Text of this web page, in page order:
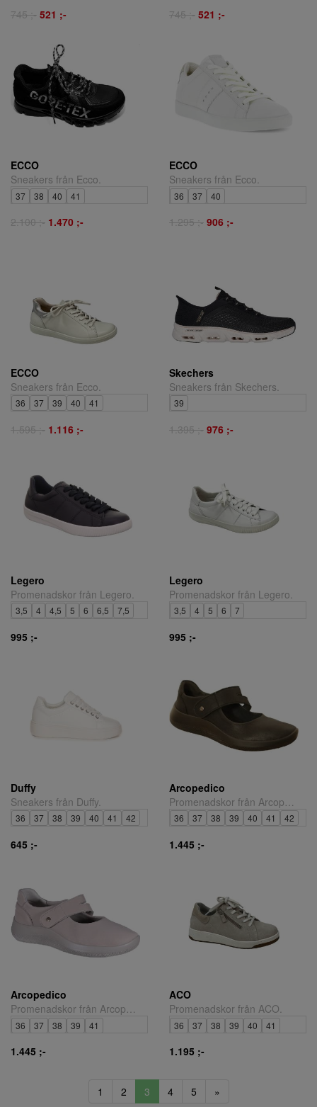
745 ;- 521 ;- 745 ;- 521 ;-
ECCO
Sneakers från Ecco.
37 38 40 41
2.100 ;- 1.470 ;-
ECCO
Sneakers från Ecco.
36 37 40
1.295 ;- 906 ;-
ECCO
Sneakers från Ecco.
36 37 39 40 41
1.595 ;- 1.116 ;-
Skechers
Sneakers från Skechers.
39
1.395 ;- 976 ;-
Legero
Promenadskor från Legero.
3,5 4 4,5 5 6 6,5 7,5
995 ;-
Legero
Promenadskor från Legero.
3,5 4 5 6 7
995 ;-
Duffy
Sneakers från Duffy.
36 37 38 39 40 41 42
645 ;-
Arcopedico
36 37 38 39 40 41 42
1.445 ;-
Arcopedico
Promenadskor från Arcopedico.
36 37 38 39 41
1.445 ;-
ACO
Promenadskor från ACO.
36 37 38 39 40 41
1.195 ;-
1 2 3 4 5 »